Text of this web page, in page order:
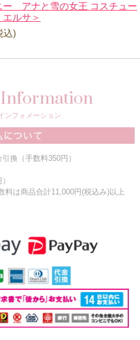
ー アナと雪の女王 コスチュー
ルサ＞
込)
ンフォメーション
（手数料350円）
は商品合計11,000円(税込み)以上